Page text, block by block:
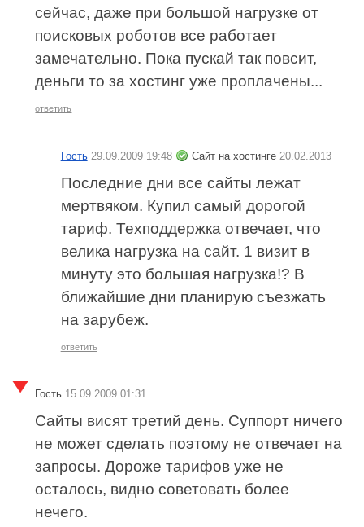
сейчас, даже при большой нагрузке от
поисковых роботов все работает
замечательно. Пока пускай так повсит,
деньги то за хостинг уже проплачены...
ответить
Гость 29.09.2009 19:48 Сайт на хостинге 20.02.2013
Последние дни все сайты лежат
мертвяком. Купил самый дорогой
тариф. Техподдержка отвечает, что
велика нагрузка на сайт. 1 визит в
минуту это большая нагрузка!? В
ближайшие дни планирую съезжать
на зарубеж.
ответить
Гость 15.09.2009 01:31
Сайты висят третий день. Суппорт ничего
не может сделать поэтому не отвечает на
запросы. Дороже тарифов уже не
осталось, видно советовать более
нечего.